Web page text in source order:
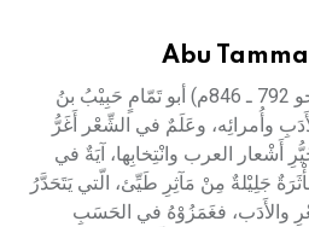
Abu
أَبو تَمّام (نحو 176ـ 231هـ/ نحو 792 ـ 846م) أبو تَمّامٍ حَبِيْبُ بنُ
وأُمرائِه، وعَلَمٌ في الشِّعْر أَغَرُّ
أَشْعار العرب وانْتِخابِها، آيَةٌ في
جَلِيْلةٌ مِنْ مَآثِرِ طَيِّئ، الّتي يَتَحَدَّرُ
والأَدَب، فغَمَزُوْهُ في الحَسَبِ